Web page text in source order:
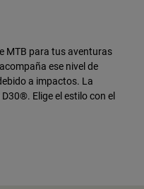
MTB para tus aventuras
ese nivel de
a impactos. La
Elige el estilo con el